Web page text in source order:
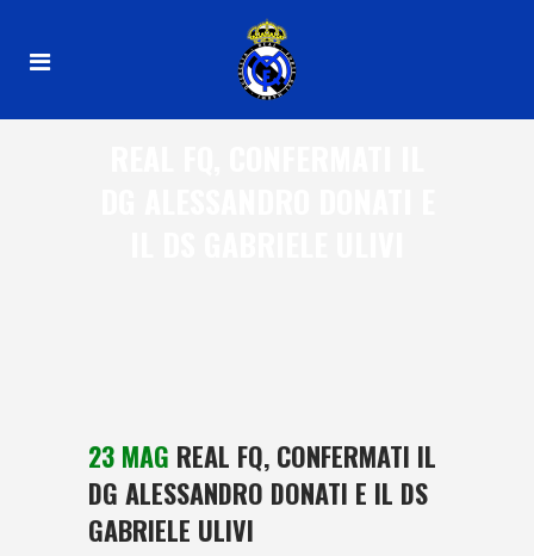
23 MAG REAL FQ, CONFERMATI IL
DG ALESSANDRO DONATI E IL DS
GABRIELE ULIVI